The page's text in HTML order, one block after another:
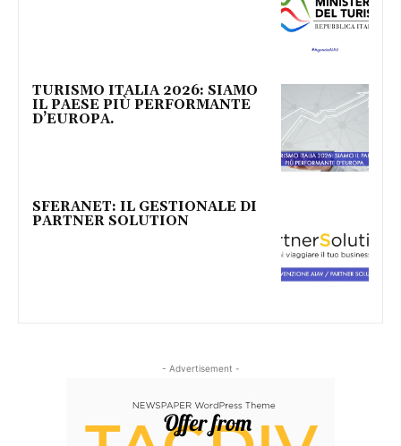
TURISMO ITALIA 2026: SIAMO
IL PAESE PIÙ PERFORMANTE
D’EUROPA.
SFERANET: IL GESTIONALE DI
PARTNER SOLUTION
- Advertisement -